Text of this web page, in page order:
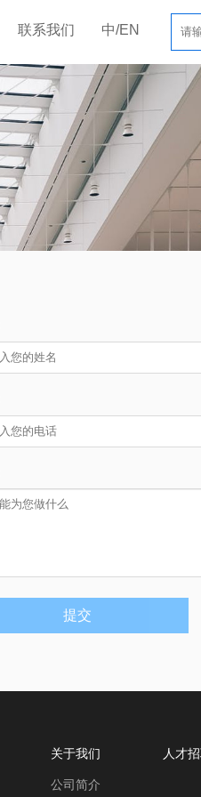
联系我们 中/EN
提交
关于我们
公司简介
人才